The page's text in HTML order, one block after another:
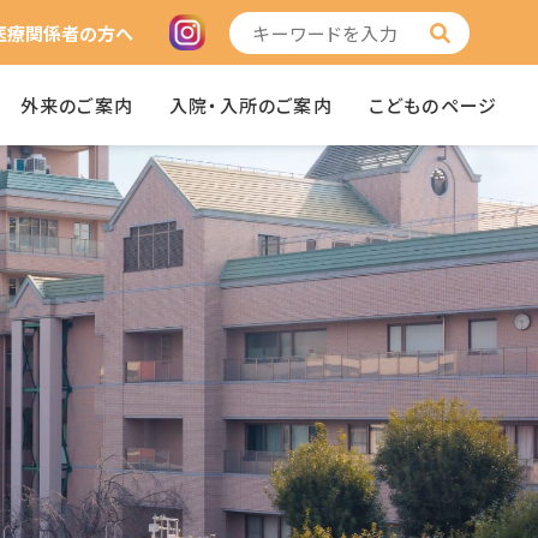
療関係者の方へ
外来のご案内 入院・入所のご案内 こどものページ